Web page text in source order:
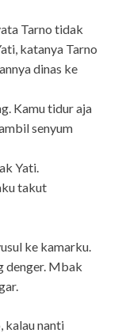
Tarno tidak
katanya Tarno
dinas ke
Kamu tidur aja
senyum
Yati.
takut
ke kamarku.
denger. Mbak
kalau nanti